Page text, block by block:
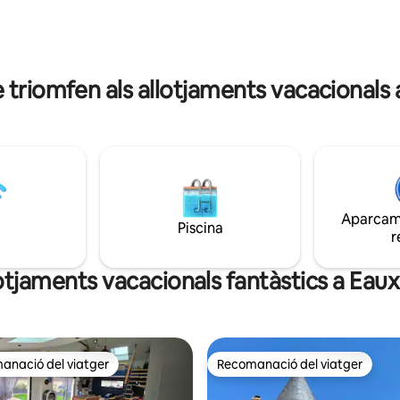
triomfen als allotjaments vacacionals
Piscina
vacacionals fantàstics a
recomanacions dels viatgers
del viatger Recomanació del viatger
Recomanació del viatger